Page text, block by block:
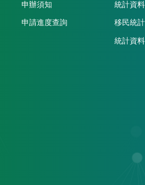
申辦須知
申請進度查詢
統計資料
移民統
統計資